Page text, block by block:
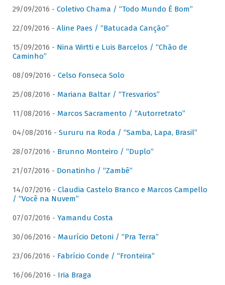
29/09/2016 - Coletivo Chama / “Todo Mundo É Bom”
22/09/2016 - Aline Paes / “Batucada Canção”
15/09/2016 - Nina Wirtti e Luis Barcelos / “Chão de
Caminho”
08/09/2016 - Celso Fonseca Solo
25/08/2016 - Mariana Baltar / “Tresvarios”
11/08/2016 - Marcos Sacramento / “Autorretrato”
04/08/2016 - Sururu na Roda / “Samba, Lapa, Brasil”
28/07/2016 - Brunno Monteiro / “Duplo”
21/07/2016 - Donatinho / “Zambê”
14/07/2016 - Claudia Castelo Branco e Marcos Campello
/ “Você na Nuvem”
07/07/2016 - Yamandu Costa
30/06/2016 - Maurício Detoni / “Pra Terra”
23/06/2016 - Fabrício Conde / “Fronteira”
16/06/2016 - Iria Braga